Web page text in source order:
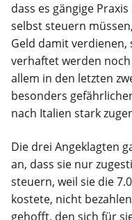
dass es gängige
selbst steuern
Geld damit verdienen,
verhaftet werden
allem in den letzten
besonders
nach Italien stark
Die drei Angeklagten
an, dass sie nur
steuern, weil sie die
kostete, nicht
gehofft, den sich für